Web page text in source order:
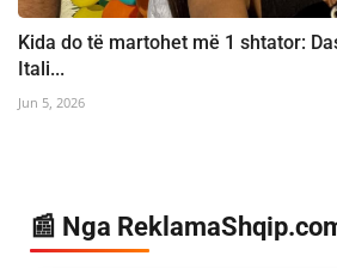
Kida do të martohet më 1 shtator:
Itali...
Jun 5, 2026
📰 Nga